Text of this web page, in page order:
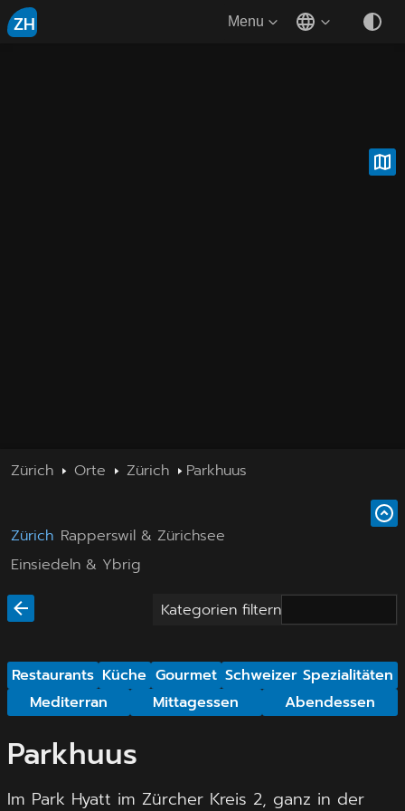
ZH Menu
Zürich Orte Zürich Parkhuus
Zürich Rapperswil & Zürichsee
Einsiedeln & Ybrig
Kategorien filtern
Restaurants Küche Gourmet Schweizer Spezialitäten
Mediterran
Mittagessen Abendessen
Parkhuus
Im Park Hyatt im Zürcher Kreis 2, ganz in der